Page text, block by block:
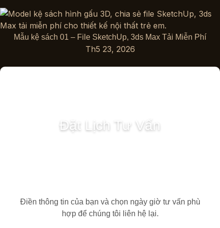
Mẫu kệ sách 01 – File SketchUp, 3ds Max Tải Miễn Phí
Th5 23, 2026
Đặt Lịch Tư Vấn
Điền thông tin của bạn và chọn ngày giờ tư vấn phù
hợp để chúng tôi liên hệ lại.